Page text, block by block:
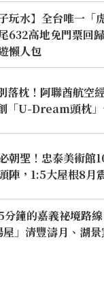
玩水】全台唯一「
632高地免門票回
懶人包
落枕！阿聯酋航空
「U-Dream頭枕
朝聖！忠泰美術館
陣，1:5大屋根8月
分鐘的嘉義祕境路
屋」清豐濤月、湖